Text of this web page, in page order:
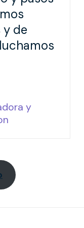
de
y